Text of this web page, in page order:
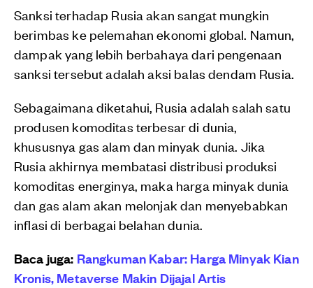
Sanksi terhadap Rusia akan sangat mungkin
berimbas ke pelemahan ekonomi global. Namun,
dampak yang lebih berbahaya dari pengenaan
sanksi tersebut adalah aksi balas dendam Rusia.
Sebagaimana diketahui, Rusia adalah salah satu
produsen komoditas terbesar di dunia,
khususnya gas alam dan minyak dunia. Jika
Rusia akhirnya membatasi distribusi produksi
komoditas energinya, maka harga minyak dunia
dan gas alam akan melonjak dan menyebabkan
inflasi di berbagai belahan dunia.
Baca juga: Rangkuman Kabar: Harga Minyak Kian
Kronis, Metaverse Makin Dijajal Artis